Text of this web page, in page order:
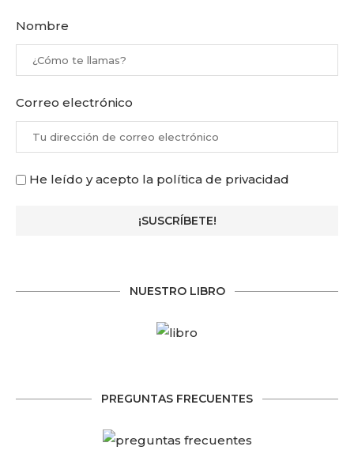
Nombre
Correo electrónico
He leído y acepto la política de privacidad
NUESTRO LIBRO
PREGUNTAS FRECUENTES